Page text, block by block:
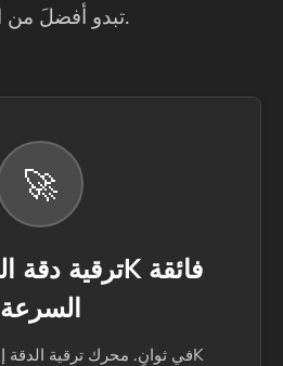
تبدو أفضلَ من الأصل.
🚀
السرعة